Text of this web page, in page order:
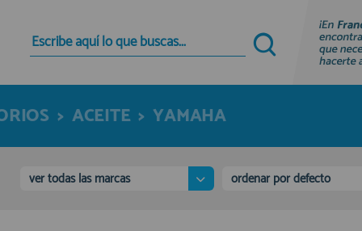
Quiero registrarme
Nuevo cliente
Al crear una cuenta en francobordo.com podrás
tienda virtual, revisar el estado de tus pedidos y
consultar tus operaciones anteriores.
> ACEITE > YAMAHA
ver todas las marcas ordenar por defecto